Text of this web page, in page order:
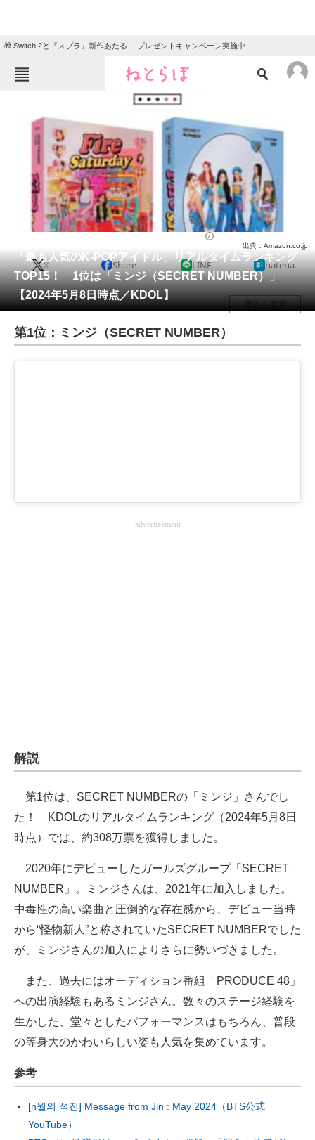
🎁 Switch 2と『スプラ』新作あたる！ プレゼントキャンペーン実施中
ニュース
エンタメ クイズ
グルメ 地域
住まい 教育・育児
リサーチ
会員記事
メディア
注目記事を集めた総合ページ
ITの今と未来を見通す
電子設計の基本と応用
ちょっと気になるネットの話題
「最も人気のK-POPアイドル」リアルタイムランキング
TOP15！ 1位は「ミンジ（SECRET NUMBER）」
【2024年5月8日時点／KDOL】
出典：Amazon.co.jp
X Share LINE hatena
目次を表示
第1位：ミンジ（SECRET NUMBER）
advertisement
解説
第1位は、SECRET NUMBERの「ミンジ」さんでし
た！ KDOLのリアルタイムランキング（2024年5月8日
時点）では、約308万票を獲得しました。
2020年にデビューしたガールズグループ「SECRET
NUMBER」。ミンジさんは、2021年に加入しました。
中毒性の高い楽曲と圧倒的な存在感から、デビュー当時
から“怪物新人”と称されていたSECRET NUMBERでした
が、ミンジさんの加入によりさらに勢いづきました。
また、過去にはオーディション番組「PRODUCE 48」
への出演経験もあるミンジさん。数々のステージ経験を
生かした、堂々としたパフォーマンスはもちろん、普段
の等身大のかわいらしい姿も人気を集めています。
参考
[n월의 석진] Message from Jin : May 2024（BTS公式
YouTube）